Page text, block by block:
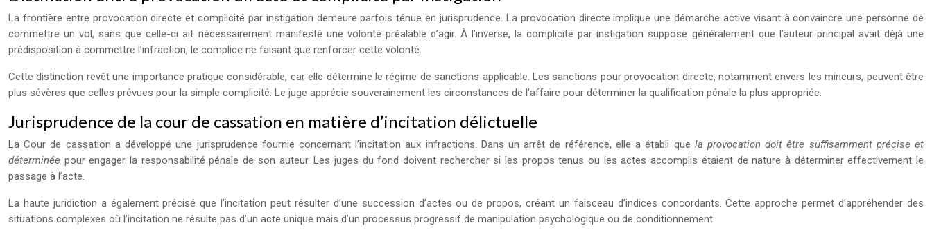
La frontière entre provocation directe et complicité par instigation demeure parfois ténue en jurisprudence. La provocation directe implique une démarche active visant à convaincre une personne de
commettre un vol, sans que celle-ci ait nécessairement manifesté une volonté préalable d’agir. À l’inverse, la complicité par instigation suppose généralement que l’auteur principal avait déjà une
prédisposition à commettre l’infraction, le complice ne faisant que renforcer cette volonté.
Cette distinction revêt une importance pratique considérable, car elle détermine le régime de sanctions applicable. Les sanctions pour provocation directe, notamment envers les mineurs, peuvent être
plus sévères que celles prévues pour la simple complicité. Le juge apprécie souverainement les circonstances de l’affaire pour déterminer la qualification pénale la plus appropriée.
Jurisprudence de la cour de cassation en matière d’incitation délictuelle
La Cour de cassation a développé une jurisprudence fournie concernant l’incitation aux infractions. Dans un arrêt de référence, elle a établi que la provocation doit être suffisamment précise et
déterminée pour engager la responsabilité pénale de son auteur. Les juges du fond doivent rechercher si les propos tenus ou les actes accomplis étaient de nature à déterminer effectivement le
passage à l’acte.
La haute juridiction a également précisé que l’incitation peut résulter d’une succession d’actes ou de propos, créant un faisceau d’indices concordants. Cette approche permet d’appréhender des
situations complexes où l’incitation ne résulte pas d’un acte unique mais d’un processus progressif de manipulation psychologique ou de conditionnement.